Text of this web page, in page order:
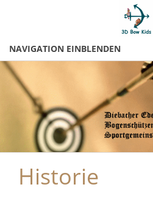
NAVIGATION EINBLENDEN
Historie